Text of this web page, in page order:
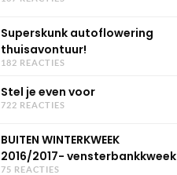
Superskunk autoflowering
thuisavontuur!
182 REACTIES
Stel je even voor
722 REACTIES
BUITEN WINTERKWEEK
2016/2017- vensterbankkweek
75 REACTIES